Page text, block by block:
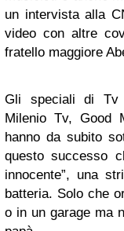
un intervista alla
video con altre
fratello maggiore
Gli speciali di Tv
Milenio Tv, Good
hanno da subito
questo successo
innocente”, una
batteria. Solo che
o in un garage ma